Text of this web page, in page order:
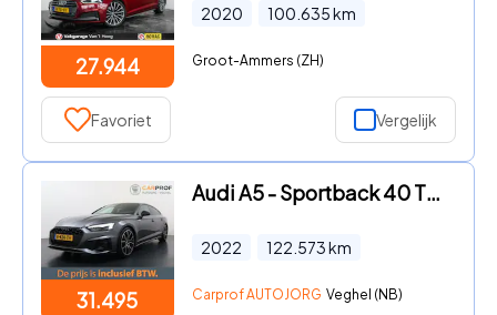
27.944
2020 100.635km
Groot-Ammers (ZH)
Favoriet Vergelijk
31.495
Audi A5 - Sportback 40 TFSI S edition Trekhaak | NL Auto | S-Line | Ca
2022 122.573km
Carprof AUTOJORG Veghel (NB)